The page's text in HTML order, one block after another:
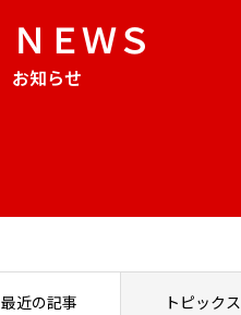
ＮＥＷＳ
お知らせ
最近の記事 トピックス